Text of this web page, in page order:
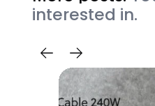
interested in.